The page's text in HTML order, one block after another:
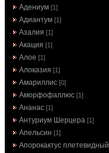
Адениум [1]
Адиантум [1]
Азалия [1]
Акация [1]
Алое [1]
Алоказия [1]
Амариллис [0]
Аморфофаллюс [1]
Ананас [1]
Антуриум Шерцера [1]
Апельсин [1]
Апорокактус плетевидный